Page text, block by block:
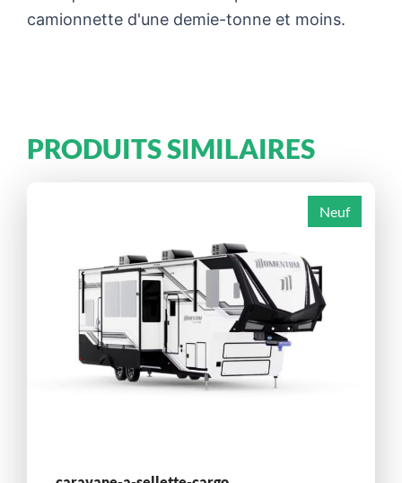
camionnette d'une demie-tonne et moins.
PRODUITS SIMILAIRES
Neuf